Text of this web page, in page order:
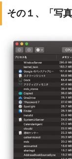
その１、「写